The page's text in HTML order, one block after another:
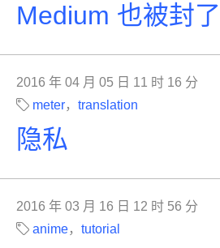
Medium 也被封了
2016 年 04 月 05 日 11 时 16 分
meter， translation
隐私
2016 年 03 月 16 日 12 时 56 分
anime， tutorial